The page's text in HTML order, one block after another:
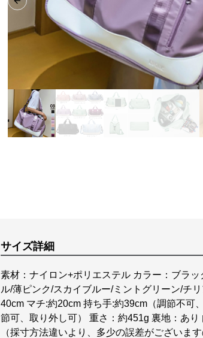
Previous slide
サイズ詳細
素材：ナイロン+ポリエステル カラー：ブラ
ル/薄ピンク/スカイブルー/ミントグリーン/チ
40cm マチ:約20cm 持ち手:約39cm（調節不可
節可、取り外し可） 重さ：約451g 裏地：あ
（採寸方法違いより、多少の誤差がございま